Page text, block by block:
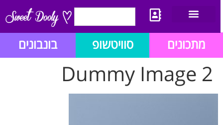
מתכונים סוויטשופ בונבונים
Dummy Image 2